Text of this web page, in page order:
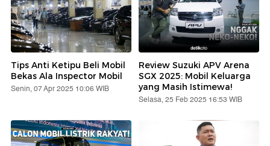
Tips Anti Ketipu Beli Mobil
Bekas Ala Inspector Mobil
Senin, 07 Apr 2025 10:06 WIB
Review Suzuki APV Arena
SGX 2025: Mobil Keluarga
yang Masih Istimewa!
Selasa, 25 Feb 2025 16:53 WIB